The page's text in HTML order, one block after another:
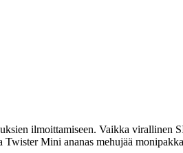
ilmoittamiseen. Vaikka virallinen
Mini ananas mehujää